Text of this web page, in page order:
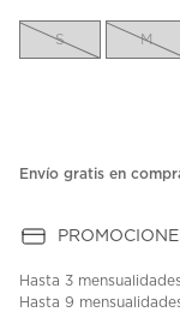
S M
Envío gratis en
Hasta 3
Hasta 9